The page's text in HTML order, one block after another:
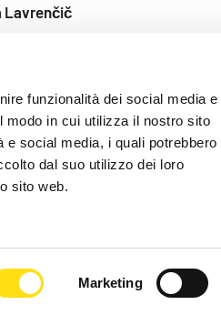
funzionalità dei social media e
modo in cui utilizza il nostro sito
social media, i quali potrebbero
dal suo utilizzo dei loro
sito web.
Marketing
Lavrenčič